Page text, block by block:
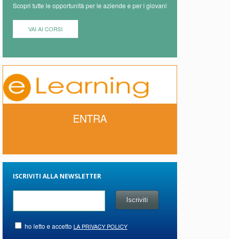
Scopri tutte le opportunità per le aziende e per i giovani
VAI AI CORSI
ENTRA
ISCRIVITI ALLA NEWSLETTER
ho letto e accetto LA PRIVACY POLICY